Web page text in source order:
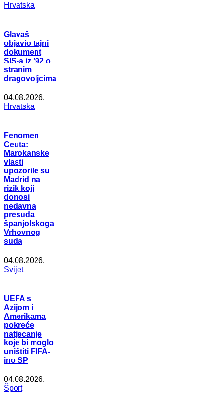
Hrvatska
Glavaš
objavio tajni
dokument
SIS-a iz ’92 o
stranim
dragovoljcima
04.08.2026.
Hrvatska
Fenomen
Ceuta:
Marokanske
vlasti
upozorile su
Madrid na
rizik koji
donosi
nedavna
presuda
španjolskoga
Vrhovnog
suda
04.08.2026.
Svijet
UEFA s
Azijom i
Amerikama
pokreće
natjecanje
koje bi moglo
uništiti FIFA-
ino SP
04.08.2026.
Šport